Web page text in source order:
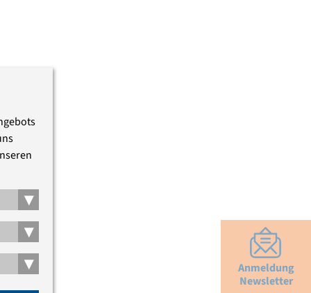
Anmeldung
Newsletter
▾
▾
▾